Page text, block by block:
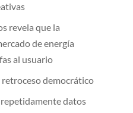
revela que la
de energía
al usuario
retroceso democrático
datos